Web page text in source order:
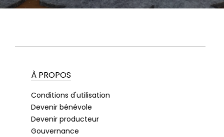
À PROPOS
Conditions d'utilisation
Devenir bénévole
Devenir producteur
Gouvernance